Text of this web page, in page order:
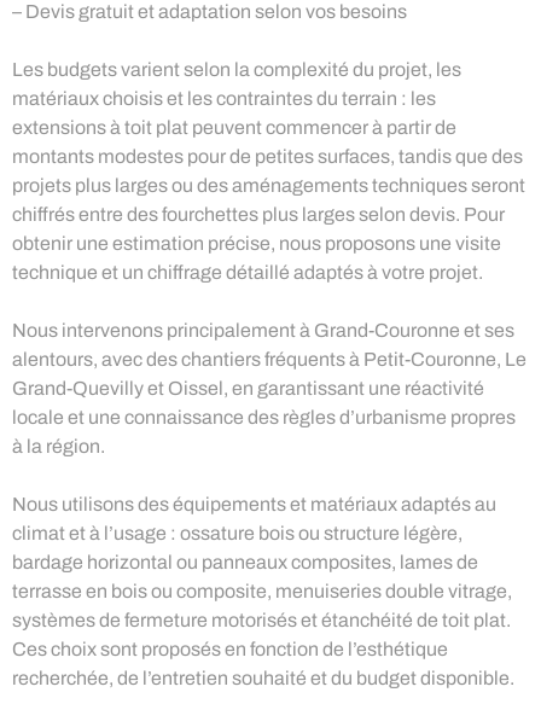
– Devis gratuit et adaptation selon vos besoins
Les budgets varient selon la complexité du projet, les
matériaux choisis et les contraintes du terrain : les
extensions à toit plat peuvent commencer à partir de
montants modestes pour de petites surfaces, tandis que des
projets plus larges ou des aménagements techniques seront
chiffrés entre des fourchettes plus larges selon devis. Pour
obtenir une estimation précise, nous proposons une visite
technique et un chiffrage détaillé adaptés à votre projet.
Nous intervenons principalement à Grand-Couronne et ses
alentours, avec des chantiers fréquents à Petit-Couronne, Le
Grand-Quevilly et Oissel, en garantissant une réactivité
locale et une connaissance des règles d’urbanisme propres
à la région.
Nous utilisons des équipements et matériaux adaptés au
climat et à l’usage : ossature bois ou structure légère,
bardage horizontal ou panneaux composites, lames de
terrasse en bois ou composite, menuiseries double vitrage,
systèmes de fermeture motorisés et étanchéité de toit plat.
Ces choix sont proposés en fonction de l’esthétique
recherchée, de l’entretien souhaité et du budget disponible.